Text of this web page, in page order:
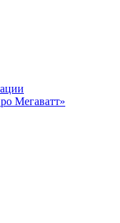
Мегаватт»